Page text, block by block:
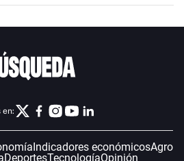
en:
Indicadores económicosAgro
DeportesTecnologíaOpinión